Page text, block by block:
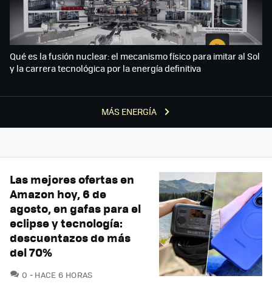
MÁS ENERGÍA
Qué es la fusión nuclear: el mecanismo físico para imitar al Sol
y la carrera tecnológica por la energía definitiva
Las mejores ofertas en
Amazon hoy, 6 de
agosto, en gafas para el
eclipse y tecnología:
descuentazos de más
del 70%
0 COMENTARIOS
HACE 6 HORAS